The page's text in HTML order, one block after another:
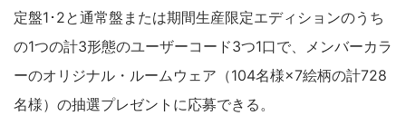
定盤1･2と通常盤または期間生産限定エディションのうち
の1つの計3形態のユーザーコード3つ1口で、メンバーカラ
ーのオリジナル・ルームウェア（104名様×7絵柄の計728
名様）の抽選プレゼントに応募できる。